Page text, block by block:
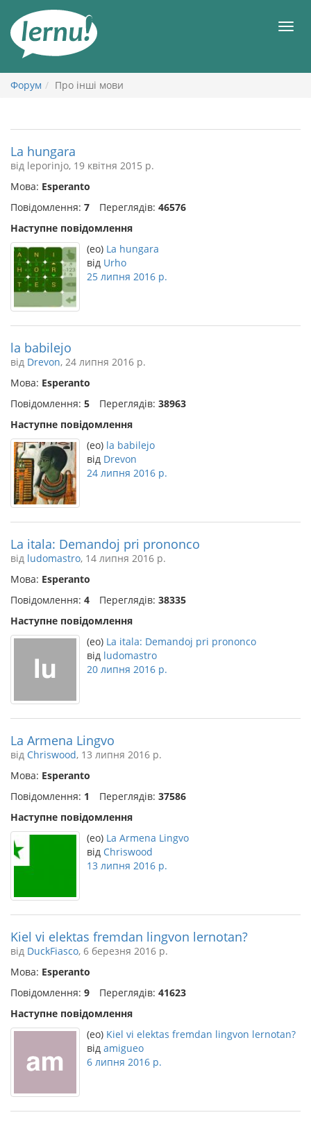
змісту
Форум Про інші мови
La hungara
від leporinjo, 19 квітня 2015 р.
Мова: Esperanto
Повідомлення: 7 Переглядів: 46576
Наступне повідомлення
(eo) La hungara
від Urho
25 липня 2016 р.
la babilejo
від Drevon, 24 липня 2016 р.
Мова: Esperanto
Повідомлення: 5 Переглядів: 38963
Наступне повідомлення
(eo) la babilejo
від Drevon
24 липня 2016 р.
La itala: Demandoj pri prononco
від ludomastro, 14 липня 2016 р.
Мова: Esperanto
Повідомлення: 4 Переглядів: 38335
Наступне повідомлення
(eo) La itala: Demandoj pri prononco
від ludomastro
20 липня 2016 р.
La Armena Lingvo
від Chriswood, 13 липня 2016 р.
Мова: Esperanto
Повідомлення: 1 Переглядів: 37586
Наступне повідомлення
(eo) La Armena Lingvo
від Chriswood
13 липня 2016 р.
Kiel vi elektas fremdan lingvon lernotan?
від DuckFiasco, 6 березня 2016 р.
Мова: Esperanto
Повідомлення: 9 Переглядів: 41623
Наступне повідомлення
(eo) Kiel vi elektas fremdan lingvon lernotan?
від amigueo
6 липня 2016 р.